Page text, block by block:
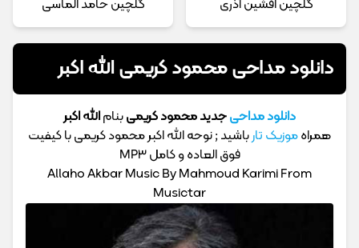
گلچین افشین آذری گلچین حامد الماسی
دانلود مداحی محمود کریمی الله اکبر
دانلود مداحیجدید محمود کریمیبنامالله اکبر
همراهموزیک تارباشید ; نوحه الله اکبر محمود کریمی با کیفیت
فوق العاده و کامل MP3
Allaho Akbar Music By Mahmoud Karimi From
Musictar